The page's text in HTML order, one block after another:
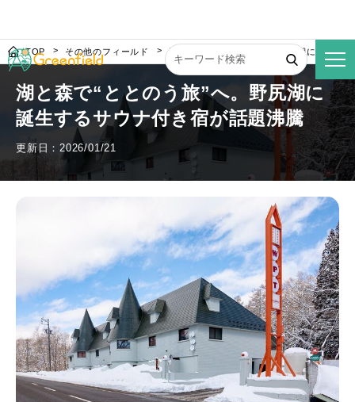
TOP その他のフィールド 湖と森で“ととのう旅”へ。野尻湖に誕生す
湖と森で“ととのう旅”へ。野尻湖に
誕生するサウナ付き宿が話題沸騰
更新日：2026/01/21